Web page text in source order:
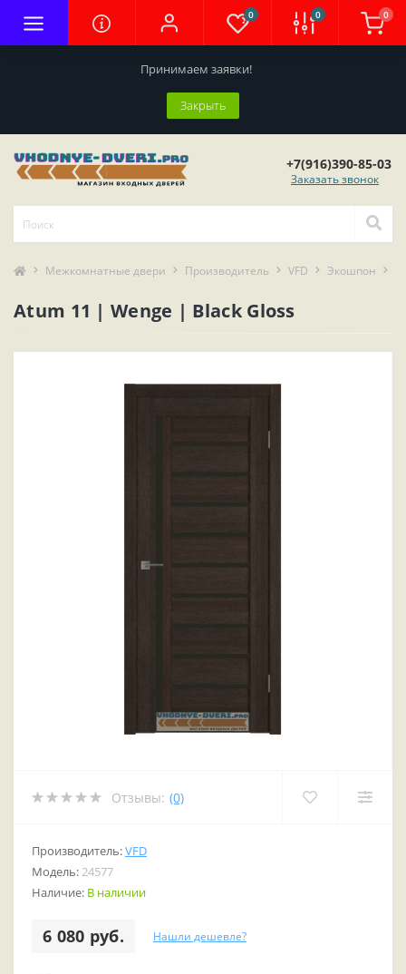
Принимаем заявки!
Закрыть
0 0 0
+7(916)390-85-03
Заказать звонок
Межкомнатные двери Производитель VFD Экошпон
Atum 11 | Wenge | Black Gloss
Отзывы: (0)
Производитель:VFD
Модель:24577
Наличие: В наличии
6 080 руб. Нашли дешевле?